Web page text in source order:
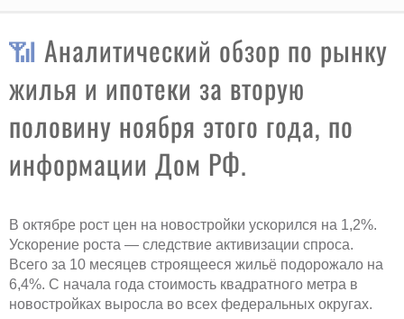
📶 Аналитический обзор по рынку
жилья и ипотеки за вторую
половину ноября этого года, по
информации Дом РФ.
В октябре рост цен на новостройки ускорился на 1,2%.
Ускорение роста — следствие активизации спроса.
Всего за 10 месяцев строящееся жильё подорожало на
6,4%. С начала года стоимость квадратного метра в
новостройках выросла во всех федеральных округах.